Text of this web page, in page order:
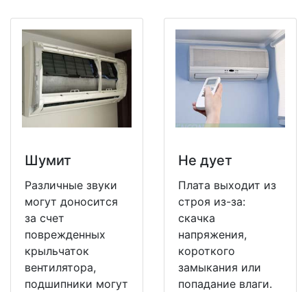
Шумит
Различные звуки
могут доносится
за счет
поврежденных
крыльчаток
вентилятора,
подшипники могут
Не дует
Плата выходит из
строя из-за:
скачка
напряжения,
короткого
замыкания или
попадание влаги.